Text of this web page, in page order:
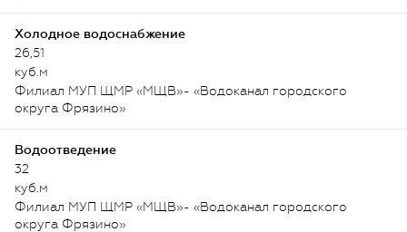
Холодное водоснабжение
26,51
куб.м
Филиал МУП ЩМР «МЩВ»- «Водоканал городского
округа Фрязино»
Водоотведение
32
куб.м
Филиал МУП ЩМР «МЩВ»- «Водоканал городского
округа Фрязино»